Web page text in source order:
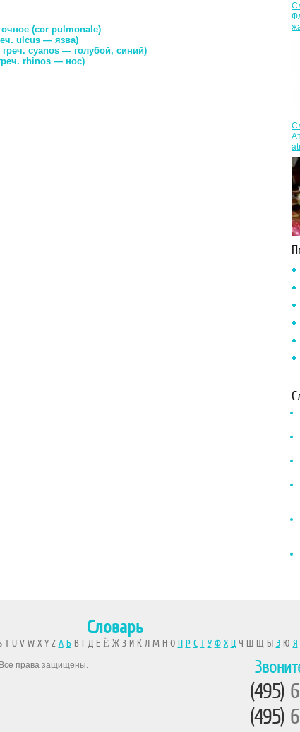
(cor pulmonale)
ulcus — язва)
cyanos — голубой, синий)
rhinos — нос)
Словарь
T U V W X Y Z А БВ Г Д Е Ё Ж З И К Л М Н О П Р С Т У Ф Х ЦЧ Ш Щ Ы ЭЮ Я
права защищены.
(495)
(495)